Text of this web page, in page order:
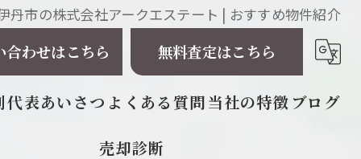
市の株式会社アークエステート | おすすめ物件紹介
合わせはこちら
無料査定はこちら
代表あいさつ よくある質問当社の特徴 ブログ
売却診断